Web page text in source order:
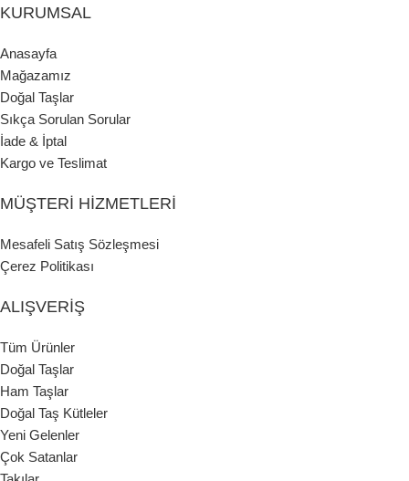
KURUMSAL
Anasayfa
Mağazamız
Doğal Taşlar
Sıkça Sorulan Sorular
İade & İptal
Kargo ve Teslimat
MÜŞTERI HIZMETLERI
Mesafeli Satış Sözleşmesi
Çerez Politikası
ALIŞVERIŞ
Tüm Ürünler
Doğal Taşlar
Ham Taşlar
Doğal Taş Kütleler
Yeni Gelenler
Çok Satanlar